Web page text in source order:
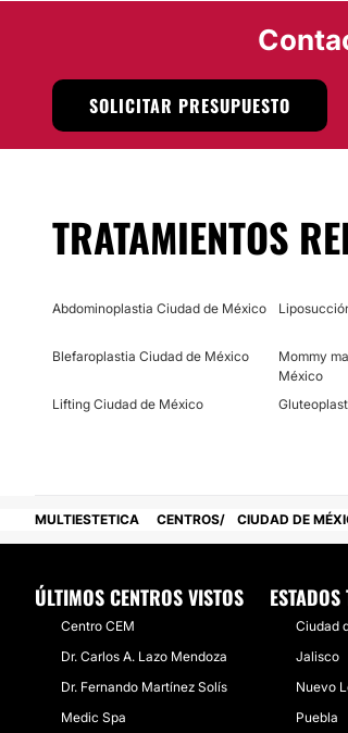
SOLICITAR PRESUPUESTO
TRATAMIENTOS
Abdominoplastia Ciudad de México
Blefaroplastia Ciudad de México
Mommy
México
Lifting Ciudad de México
MULTIESTETICA CENTROS CIUDAD DE
ÚLTIMOS CENTROS VISTOS
Centro CEM
Dr. Carlos A. Lazo Mendoza
Dr. Fernando Martínez Solís
Medic Spa
ESTADOS
Ciudad
Jalisco
Nuevo
Puebla